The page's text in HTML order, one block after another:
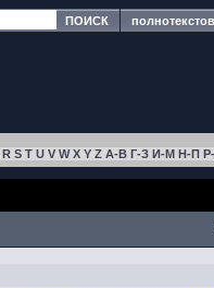
ПОИСК
R S T U V W X Y Z А-В Г-З И-М Н-П